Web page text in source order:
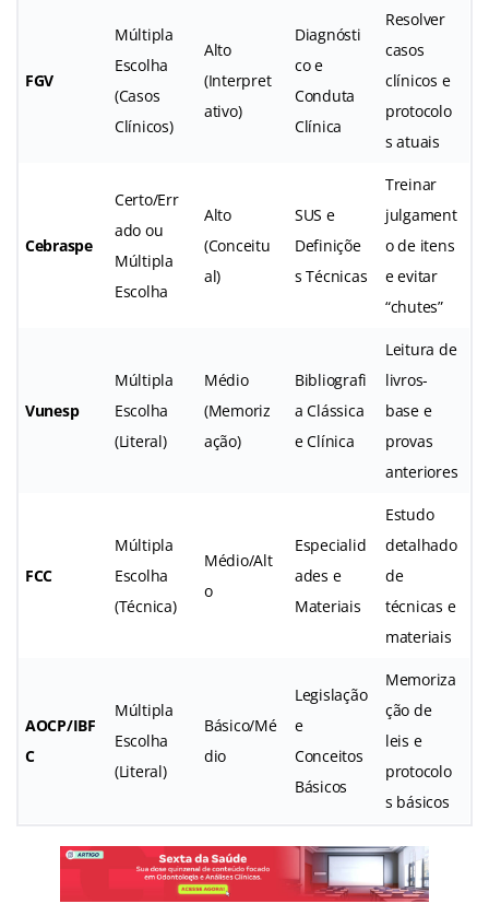
FGV
Múltipla
Escolha
(Casos
Clínicos)
Alto
(Interpret
ativo)
Diagnósti
co e
Conduta
Clínica
Resolver
casos
clínicos e
protocolo
s atuais
Cebraspe
Certo/Err
ado ou
Múltipla
Escolha
Alto
(Conceitu
al)
SUS e
Definiçõe
s Técnicas
Treinar
julgament
o de itens
e evitar
“chutes”
Vunesp
Múltipla
Escolha
(Literal)
Médio
(Memoriz
ação)
Bibliografi
a Clássica
e Clínica
Leitura de
livros-
base e
provas
anteriores
FCC
Múltipla
Escolha
(Técnica)
Médio/Alt
o
Especialid
ades e
Materiais
Estudo
detalhado
de
técnicas e
materiais
AOCP/IBF
C
Múltipla
Escolha
(Literal)
Básico/Mé
dio
Legislação
e
Conceitos
Básicos
Memoriza
ção de
leis e
protocolo
s básicos